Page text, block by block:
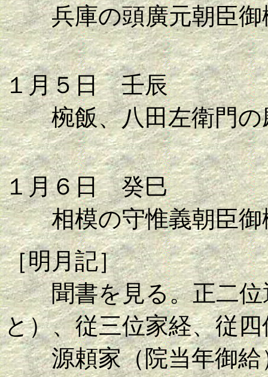
兵庫の頭廣元朝臣御
１月５日 壬辰
椀飯、八田左衛門の
１月６日 癸巳
相模の守惟義朝臣御
［明月記］
聞書を見る。正二位
と）、従三位家経、従
源頼家（院当年御給